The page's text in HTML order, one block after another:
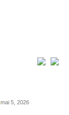
mai 5, 2026